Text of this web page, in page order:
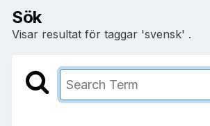
Sök
Visar resultat för taggar 'svensk' .